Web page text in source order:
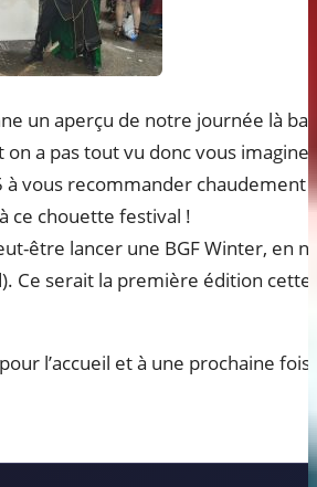
un aperçu de notre journée là
on a pas tout vu donc vous
à vous recommander chaudement
ce chouette festival !
être lancer une BGF Winter, en
Ce serait la première édition
l’accueil et à une prochaine